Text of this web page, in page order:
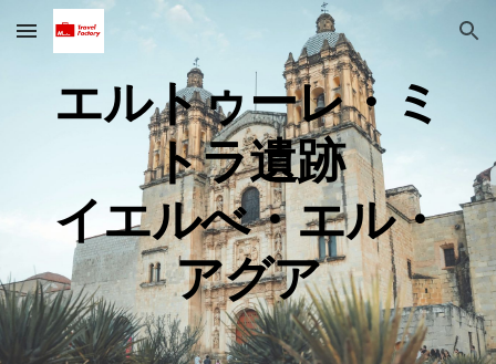
Skip to main content Skip to navigation
エルトゥーレ・ミ
トラ遺跡
イエルべ・エル・
アグア